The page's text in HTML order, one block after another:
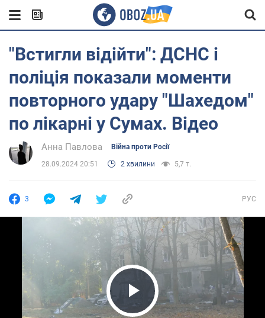
"Встигли відійти": ДСНС і
поліція показали моменти
повторного удару "Шахедом"
по лікарні у Сумах. Відео
Анна Павлова Війна проти Росії
28.09.2024 20:51 2 хвилини 5,7 т.
3 РУС